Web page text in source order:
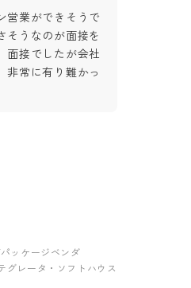
営業ができそうで
そうなのが面接を
面接でしたが会社
非常に有り難かっ
ッケージベンダ
グレータ・ソフトハウス